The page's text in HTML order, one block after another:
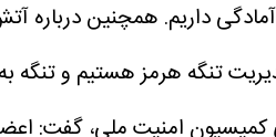
داریم. همچنین درباره
تنگه هرمز هستیم و تنگه
کمیسیون امنیت ملی، گفت: